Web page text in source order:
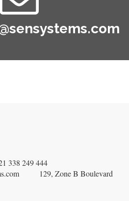
338 249 444
129, Zone B Boulevard